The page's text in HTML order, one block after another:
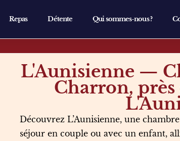
Repas Détente Qui sommes-nous ?
L'Aunisienne —
Charron,
Découvrez L’Aunisienne, une
séjour en couple ou avec un enfant,